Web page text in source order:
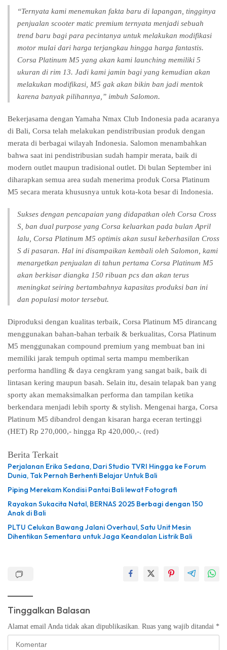
“Ternyata kami menemukan fakta baru di lapangan, tingginya
penjualan scooter matic premium ternyata menjadi sebuah
trend baru bagi para pecintanya untuk melakukan modifikasi
motor mulai dari harga terjangkau hingga harga fantastis.
Corsa Platinum M5 yang akan kami launching memiliki 5
ukuran di rim 13. Jadi kami jamin bagi yang kemudian akan
melakukan modifikasi, M5 gak akan bikin ban jadi mentok
karena banyak pilihannya,” imbuh Salomon.
Bekerjasama dengan Yamaha Nmax Club Indonesia pada acaranya
di Bali, Corsa telah melakukan pendistribusian produk dengan
merata di berbagai wilayah Indonesia. Salomon menambahkan
bahwa saat ini pendistribusian sudah hampir merata, baik di
modern outlet maupun tradisional outlet. Di bulan September ini
diharapkan semua area sudah menerima produk Corsa Platinum
M5 secara merata khususnya untuk kota-kota besar di Indonesia.
Sukses dengan pencapaian yang didapatkan oleh Corsa Cross
S, ban dual purpose yang Corsa keluarkan pada bulan April
lalu, Corsa Platinum M5 optimis akan susul keberhasilan Cross
S di pasaran. Hal ini disampaikan kembali oleh Salomon, kami
menargetkan penjualan di tahun pertama Corsa Platinum M5
akan berkisar diangka 150 ribuan pcs dan akan terus
meningkat seiring bertambahnya kapasitas produksi ban ini
dan populasi motor tersebut.
Diproduksi dengan kualitas terbaik, Corsa Platinum M5 dirancang
menggunakan bahan-bahan terbaik & berkualitas, Corsa Platinum
M5 menggunakan compound premium yang membuat ban ini
memiliki jarak tempuh optimal serta mampu memberikan
performa handling & daya cengkram yang sangat baik, baik di
lintasan kering maupun basah. Selain itu, desain telapak ban yang
sporty akan memaksimalkan performa dan tampilan ketika
berkendara menjadi lebih sporty & stylish. Mengenai harga, Corsa
Platinum M5 dibandrol dengan kisaran harga eceran tertinggi
(HET) Rp 270,000,- hingga Rp 420,000,-. (red)
Berita Terkait
Perjalanan Erika Sedana, Dari Studio TVRI Hingga ke Forum
Dunia, Tak Pernah Berhenti Belajar Untuk Bali
Piping Merekam Kondisi Pantai Bali lewat Fotografi
Rayakan Sukacita Natal, BERNAS 2025 Berbagi dengan 150
Anak di Bali
PLTU Celukan Bawang Jalani Overhaul, Satu Unit Mesin
Dihentikan Sementara untuk Jaga Keandalan Listrik Bali
Tinggalkan Balasan
Alamat email Anda tidak akan dipublikasikan. Ruas yang wajib ditandai *